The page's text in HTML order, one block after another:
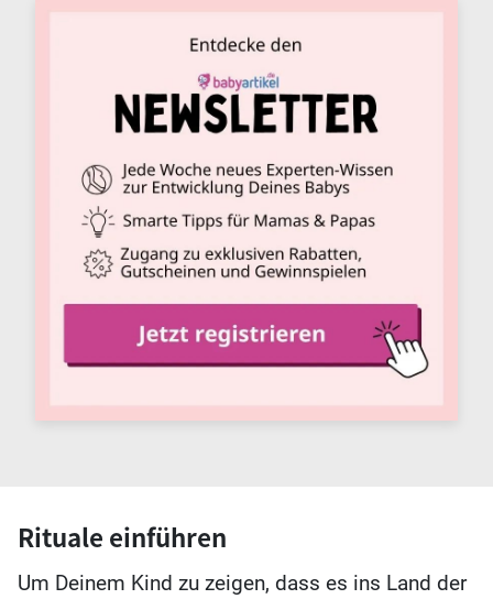
Rituale einführen
Um Deinem Kind zu zeigen, dass es ins Land der